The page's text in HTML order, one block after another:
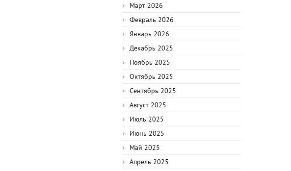
Март 2026
Февраль 2026
Январь 2026
Декабрь 2025
Ноябрь 2025
Октябрь 2025
Сентябрь 2025
Август 2025
Июль 2025
Июнь 2025
Май 2025
Апрель 2025